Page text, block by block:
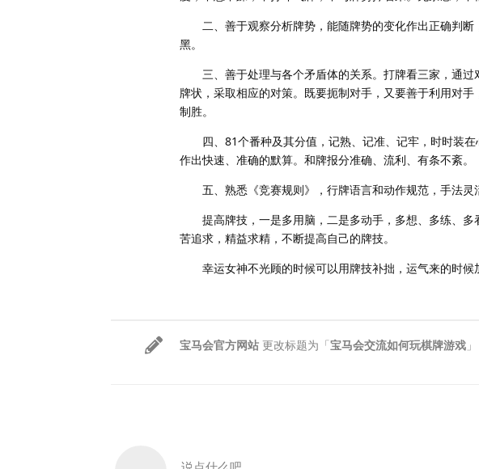
二、善于观察分析牌势，能随牌势的变化作出正确判断
黑。
三、善于处理与各个矛盾体的关系。打牌看三家，通过
牌状，采取相应的对策。既要扼制对手，又要善于利用对
制胜。
四、81个番种及其分值，记熟、记准、记牢，时时装在
作出快速、准确的默算。和牌报分准确、流利、有条不紊。
五、熟悉《竞赛规则》，行牌语言和动作规范，手法灵
提高牌技，一是多用脑，二是多动手，多想、多练、多
苦追求，精益求精，不断提高自己的牌技。
幸运女神不光顾的时候可以用牌技补拙，运气来的时候
宝马会官方网站 更改标题为「宝马会交流如何玩棋牌游戏 」